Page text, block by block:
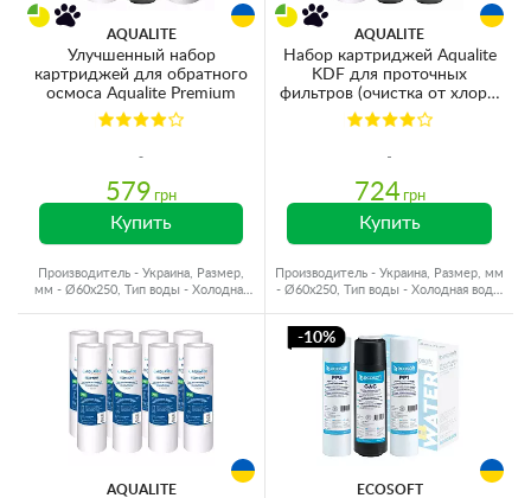
AQUALITE
Улучшенный набор
картриджей для обратного
осмоса Aqualite Premium
579 грн
Купить
Производитель - Украина, Размер,
мм - Ø60x250, Тип воды - Холодная
AQUALITE
Набор картриджей Aqualite
KDF для проточных
фильтров (очистка от хлора,
органики и смягчение)
724 грн
Купить
Производитель - Украина, Размер, мм
- Ø60x250, Тип воды - Холодная вода,
AQUALITE
-10%
ECOSOFT